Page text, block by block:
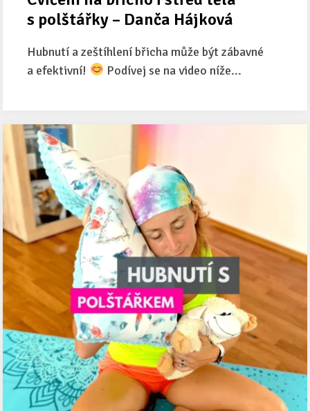
s polštářky – Danča Hájková
Hubnutí a zeštíhlení břicha může být zábavné
a efektivní!
Podívej se na video níže...